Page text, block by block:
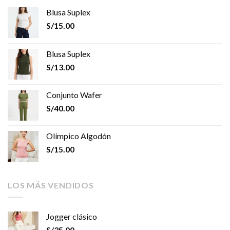
Blusa Suplex
S/15.00
Blusa Suplex
S/13.00
Conjunto Wafer
S/40.00
Olímpico Algodón
S/15.00
LOS MÁS VENDIDOS
Jogger clásico